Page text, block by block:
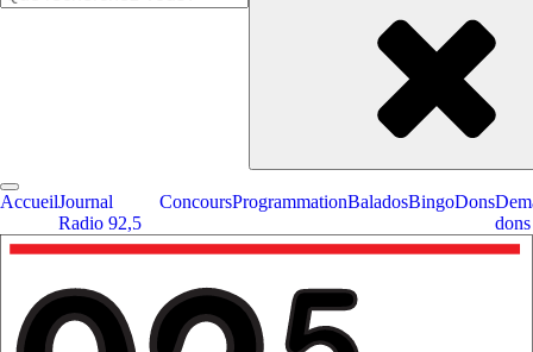
AccueilJournal
Radio 92,5
ConcoursProgrammationBaladosBingoDons
dons